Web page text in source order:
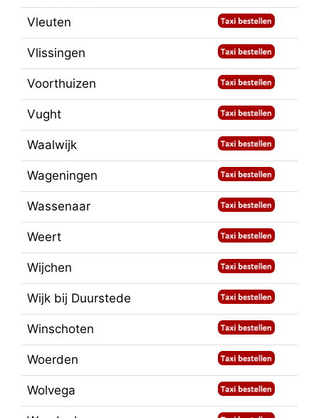
Vleuten
Vlissingen
Voorthuizen
Vught
Waalwijk
Wageningen
Wassenaar
Weert
Wijchen
Wijk bij Duurstede
Winschoten
Woerden
Wolvega